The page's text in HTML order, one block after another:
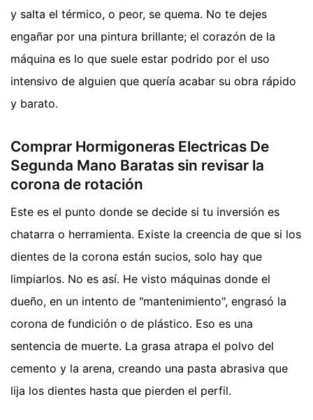
y salta el térmico, o peor, se quema. No te dejes
engañar por una pintura brillante; el corazón de la
máquina es lo que suele estar podrido por el uso
intensivo de alguien que quería acabar su obra rápido
y barato.
Comprar Hormigoneras Electricas De
Segunda Mano Baratas sin revisar la
corona de rotación
Este es el punto donde se decide si tu inversión es
chatarra o herramienta. Existe la creencia de que si los
dientes de la corona están sucios, solo hay que
limpiarlos. No es así. He visto máquinas donde el
dueño, en un intento de "mantenimiento", engrasó la
corona de fundición o de plástico. Eso es una
sentencia de muerte. La grasa atrapa el polvo del
cemento y la arena, creando una pasta abrasiva que
lija los dientes hasta que pierden el perfil.